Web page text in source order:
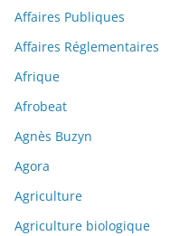
Affaires Publiques
Affaires Réglementaires
Afrique
Afrobeat
Agnès Buzyn
Agora
Agriculture
Agriculture biologique